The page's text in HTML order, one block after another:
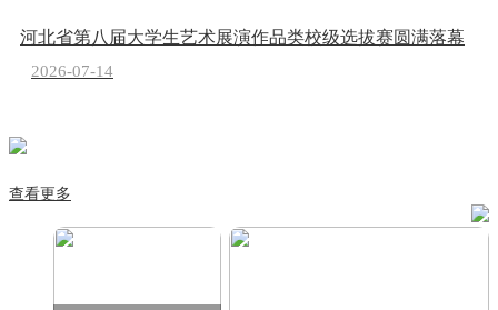
河北省第八届大学生艺术展演作品类校级选拔赛圆满落幕
2026-07-14
查看更多